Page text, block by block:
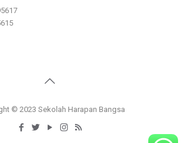
© 2023 Sekolah Harapan Bangsa